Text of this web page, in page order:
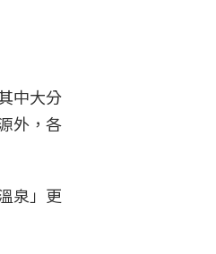
中大分
外，各
泉」更